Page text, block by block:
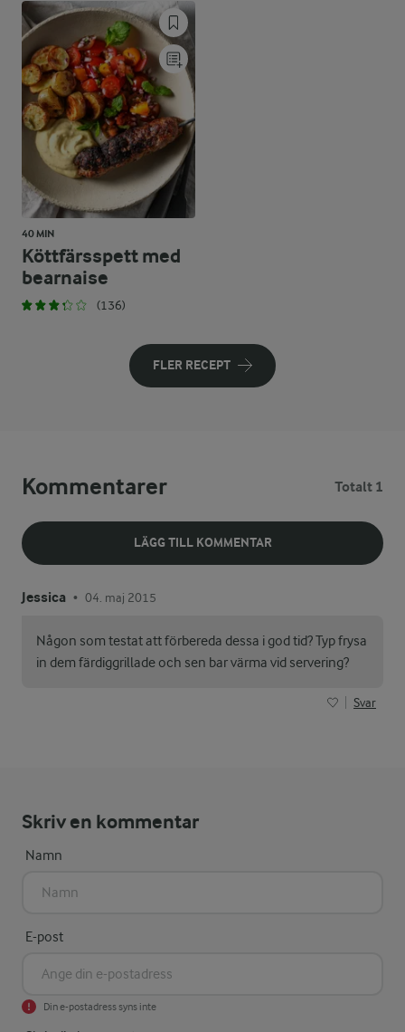
40 MIN
Köttfärsspett med
bearnaise
(136)
FLER RECEPT
Kommentarer Totalt 1
LÄGG TILL KOMMENTAR
Jessica • 04. maj 2015
Någon som testat att förbereda dessa i god tid? Typ frysa
in dem färdiggrillade och sen bar värma vid servering?
Svar
Skriv en kommentar
Namn
E-post
Din e-postadress syns inte